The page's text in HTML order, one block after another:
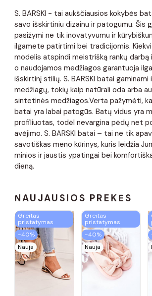
S. BARSKI - tai aukščiausios kokybės
savo išskirtiniu dizainu ir patogumu. Šis
pasižymi ne tik inovatyvumu ir
ilgamete patirtimi bei tradicijomis.
modelis atspindi meistrišką rankų darbą
o naudojamos medžiagos garantuoja
išskirtinį stilių. S. BARSKI batai gaminami
medžiagų, tokių kaip natūrali oda arba
sintetinės medžiagos.Verta pažymėti,
batai yra labai patogūs. Batų vidus yra
profiliuotas, todėl nevargina pėdų net
avėjimo. S. BARSKI batai – tai ne tik
savotiškas meno kūrinys, kuris leidžia
minios ir jaustis ypatingai bei
dieną.
NAUJAUSIOS PREKĖS
Greitas
pristatymas
−40%
Nauja
Greitas
pristatymas
−40%
Nauja